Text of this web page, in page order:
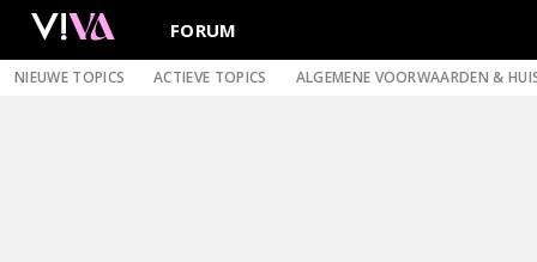
FORUM
NIEUWE TOPICS ACTIEVE TOPICS ALGEMENE VOORWAARDEN &